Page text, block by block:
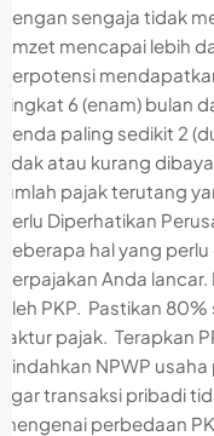
dengan sengaja tidak
omzet mencapai lebih
berpotensi
singkat 6 (enam) bulan
denda paling sedikit 2
tidak atau kurang
jumlah pajak terutang
Perlu Diperhatikan
beberapa hal yang
perpajakan Anda
oleh PKP. Pastikan
faktur pajak. Terapkan
Pindahkan NPWP
agar transaksi pribadi
mengenai perbedaan